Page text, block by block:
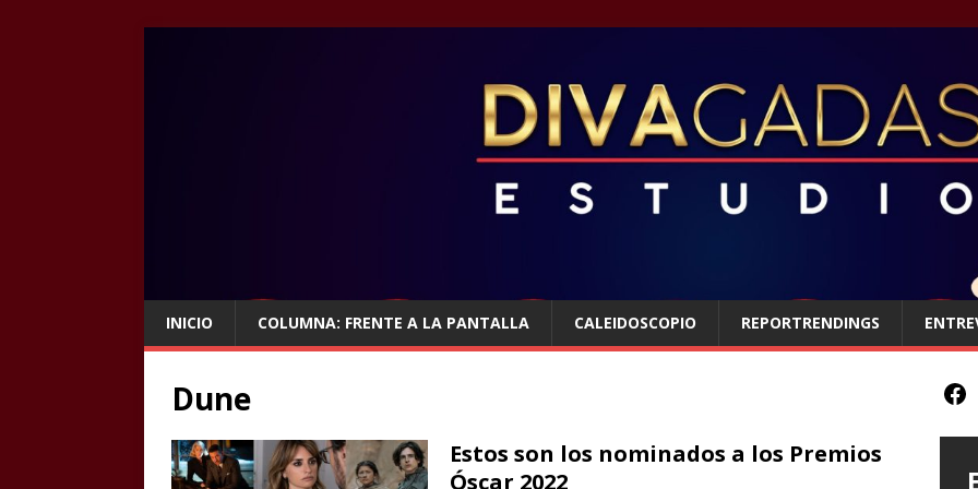
INICIO COLUMNA: FRENTE A LA PANTALLA CALEIDOSCOPIO REPORTRENDINGS
Dune
Estos son los nominados a los Premios
Óscar 2022